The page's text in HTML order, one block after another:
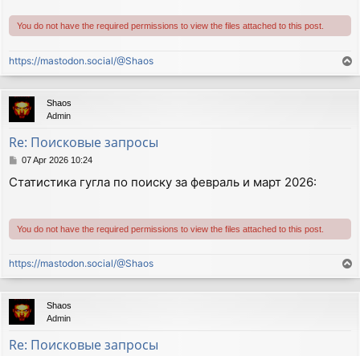
You do not have the required permissions to view the files attached to this post.
https://mastodon.social/@Shaos
o
p
Shaos
Admin
Re: Поисковые запросы
P
s
07 Apr 2026 10:24
Статистика гугла по поиску за февраль и март 2026:
You do not have the required permissions to view the files attached to this post.
https://mastodon.social/@Shaos
o
p
Shaos
Admin
Re: Поисковые запросы